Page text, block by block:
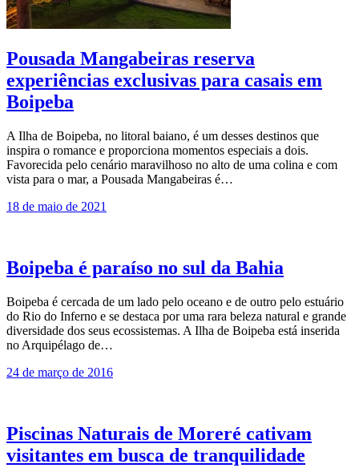
Pousada Mangabeiras reserva
experiências exclusivas para casais em
Boipeba
A Ilha de Boipeba, no litoral baiano, é um desses destinos que
inspira o romance e proporciona momentos especiais a dois.
Favorecida pelo cenário maravilhoso no alto de uma colina e com
vista para o mar, a Pousada Mangabeiras é…
18 de maio de 2021
Boipeba é paraíso no sul da Bahia
Boipeba é cercada de um lado pelo oceano e de outro pelo estuário
do Rio do Inferno e se destaca por uma rara beleza natural e grande
diversidade dos seus ecossistemas. A Ilha de Boipeba está inserida
no Arquipélago de…
24 de março de 2016
Piscinas Naturais de Moreré cativam
visitantes em busca de tranquilidade